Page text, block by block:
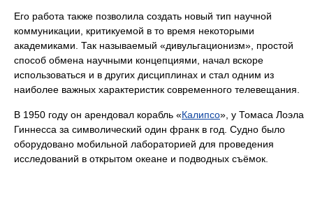
Его работа также позволила создать новый тип научной
коммуникации, критикуемой в то время некоторыми
академиками. Так называемый «дивульгационизм», простой
способ обмена научными концепциями, начал вскоре
использоваться и в других дисциплинах и стал одним из
наиболее важных характеристик современного телевещания.
В 1950 году он арендовал корабль «Калипсо», у Томаса Лоэла
Гиннесса за символический один франк в год. Судно было
оборудовано мобильной лабораторией для проведения
исследований в открытом океане и подводных съёмок.